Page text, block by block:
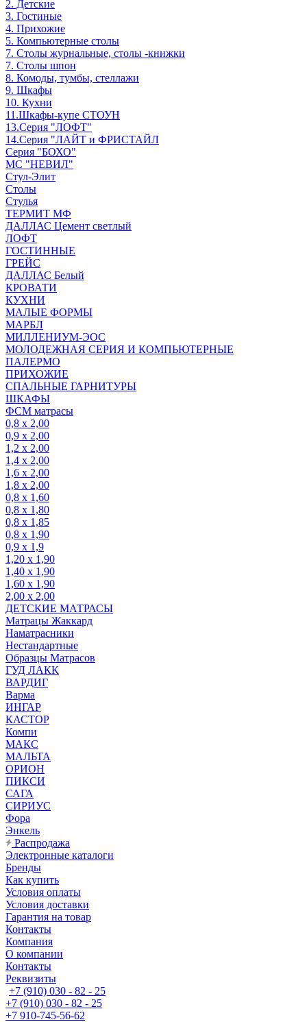
2. Детские
3. Гостиные
4. Прихожие
5. Компьютерные столы
7. Столы журнальные, столы -книжки
7. Столы шпон
8. Комоды, тумбы, стеллажи
9. Шкафы
10. Кухни
11.Шкафы-купе СТОУН
13.Серия "ЛОФТ"
14.Серия "ЛАЙТ и ФРИСТАЙЛ
Серия "БОХО"
МС "НЕВИЛ"
Стул-Элит
Столы
Стулья
ТЕРМИТ МФ
ДАЛЛАС Цемент светлый
ЛОФТ
ГОСТИННЫЕ
ГРЕЙС
ДАЛЛАС Белый
КРОВАТИ
КУХНИ
МАЛЫЕ ФОРМЫ
МАРБЛ
МИЛЛЕНИУМ-ЭОС
МОЛОДЕЖНАЯ СЕРИЯ И КОМПЬЮТЕРНЫЕ
ПАЛЕРМО
ПРИХОЖИЕ
СПАЛЬНЫЕ ГАРНИТУРЫ
ШКАФЫ
ФСМ матрасы
0,8 х 2,00
0,9 х 2,00
1,2 х 2,00
1,4 х 2,00
1,6 х 2,00
1,8 х 2,00
0,8 х 1,60
0,8 х 1,80
0,8 х 1,85
0,8 х 1,90
0,9 х 1,9
1,20 х 1,90
1,40 х 1,90
1,60 х 1,90
2,00 х 2,00
ДЕТСКИЕ МАТРАСЫ
Матрацы Жаккард
Наматрасники
Нестандартные
Образцы Матрасов
ГУД ЛАКК
ВАРДИГ
Варма
ИНГАР
КАСТОР
Компи
МАКС
МАЛЬТА
ОРИОН
ПИКСИ
САГА
СИРИУС
Фора
Энкель
Распродажа
Электронные каталоги
Бренды
Как купить
Условия оплаты
Условия доставки
Гарантия на товар
Контакты
Компания
О компании
Контакты
Реквизиты
+7 (910) 030 - 82 - 25
+7 (910) 030 - 82 - 25
+7 910-745-56-62